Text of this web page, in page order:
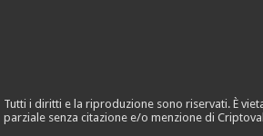
Tutti i diritti e la riproduzione sono riservati. È
parziale senza citazione e/o menzione di